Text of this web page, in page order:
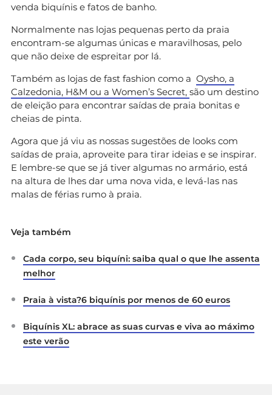
venda biquínis e fatos de banho.
Normalmente nas lojas pequenas perto da praia
encontram-se algumas únicas e maravilhosas, pelo
que não deixe de espreitar por lá.
Também as lojas de fast fashion como a Oysho, a
Calzedonia, H&M ou a Women’s Secret, são um destino
de eleição para encontrar saídas de praia bonitas e
cheias de pinta.
Agora que já viu as nossas sugestões de looks com
saídas de praia, aproveite para tirar ideias e se inspirar.
E lembre-se que se já tiver algumas no armário, está
na altura de lhes dar uma nova vida, e levá-las nas
malas de férias rumo à praia.
Veja também
Cada corpo, seu biquíni: saiba qual o que lhe assenta
melhor
Praia à vista?6 biquínis por menos de 60 euros
Biquínis XL: abrace as suas curvas e viva ao máximo
este verão